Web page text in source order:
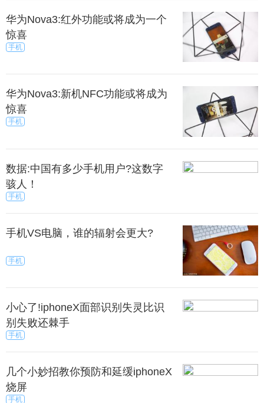
华为Nova3:红外功能或将成为一个
惊喜
手机
华为Nova3:新机NFC功能或将成为
惊喜
手机
数据:中国有多少手机用户?这数字
骇人！
手机
手机VS电脑，谁的辐射会更大?
手机
小心了!iphoneX面部识别失灵比识
别失败还棘手
手机
几个小妙招教你预防和延缓iphoneX
烧屏
手机